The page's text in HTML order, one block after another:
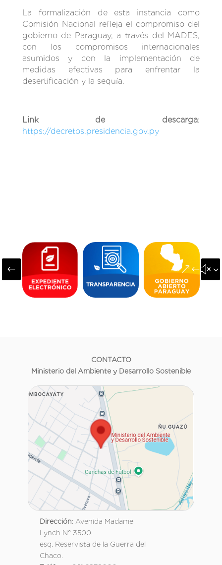
La formalización de esta instancia como
Comisión Nacional refleja el compromiso del
gobierno de Paraguay, a través del MADES,
con los compromisos internacionales
asumidos y con la implementación de
medidas efectivas para enfrentar la
desertificación y la sequía.
Link de descarga:
https://decretos.presidencia.gov.py
#
CONTACTO
Ministerio del Ambiente y Desarrollo Sostenible
Dirección: Avenida Madame
Lynch N° 3500.
esq. Reservista de la Guerra del
Chaco.